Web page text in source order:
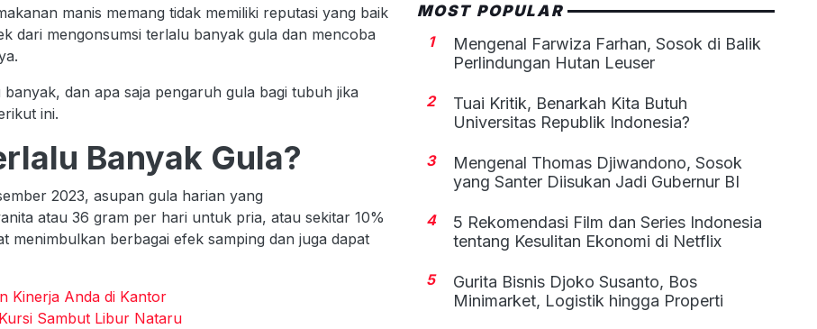
manis memang tidak memiliki reputasi yang baik
dari mengonsumsi terlalu banyak gula dan mencoba
dan apa saja pengaruh gula bagi tubuh jika
ini.
Banyak Gula?
2023, asupan gula harian yang
atau 36 gram per hari untuk pria, atau sekitar 10%
menimbulkan berbagai efek samping dan juga dapat
Kinerja Anda di Kantor
Sambut Libur Nataru
MOST POPULAR
1
Mengenal Farwiza Farhan, Sosok di Balik
Perlindungan Hutan Leuser
2
Tuai Kritik, Benarkah Kita Butuh
Universitas Republik Indonesia?
3
Mengenal Thomas Djiwandono, Sosok
yang Santer Diisukan Jadi Gubernur BI
4
5 Rekomendasi Film dan Series Indonesia
tentang Kesulitan Ekonomi di Netflix
5
Gurita Bisnis Djoko Susanto, Bos
Minimarket, Logistik hingga Properti